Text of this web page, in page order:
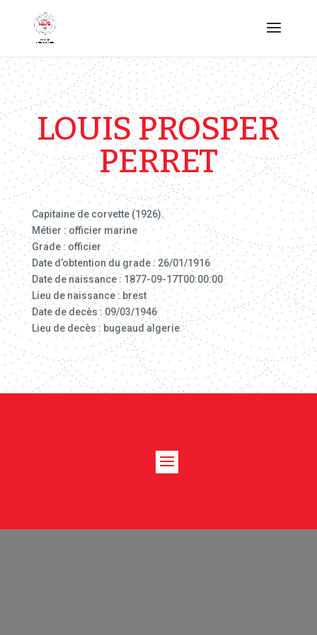
LOUIS PROSPER
PERRET
Capitaine de corvette (1926).
Métier : officier marine
Grade : officier
Date d’obtention du grade : 26/01/1916
Date de naissance : 1877-09-17T00:00:00
Lieu de naissance : brest
Date de decès : 09/03/1946
Lieu de decès : bugeaud algerie